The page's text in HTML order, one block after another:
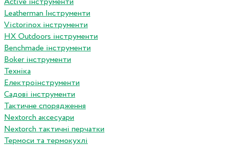
Leatherman Інструменти
Victorinox інструменти
HX Outdoors інструменти
Benchmade інструменти
Boker інструменти
Техніка
Електроінструменти
Садові інструменти
Тактичне спорядження
Nextorch аксесуари
Nextorch тактичні перчатки
Термоси та термокухлі